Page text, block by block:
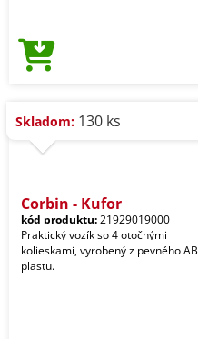
Skladom: 130 ks
Corbin - Kufor
kód produktu:21929019000
Praktický vozík so 4 otočnými
kolieskami, vyrobený z pevného
plastu.